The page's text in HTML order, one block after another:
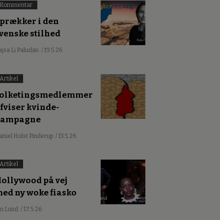
Kommentar
i den
stilhed
Li Paludan / 19.5.26
Artikel
kvinde-
Holst Pinderup / 13.5.26
Artikel
på vej
ny woke fiasko
Lund / 17.5.26